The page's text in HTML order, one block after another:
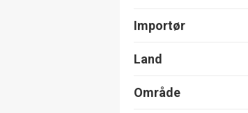
Importør
Land
Område